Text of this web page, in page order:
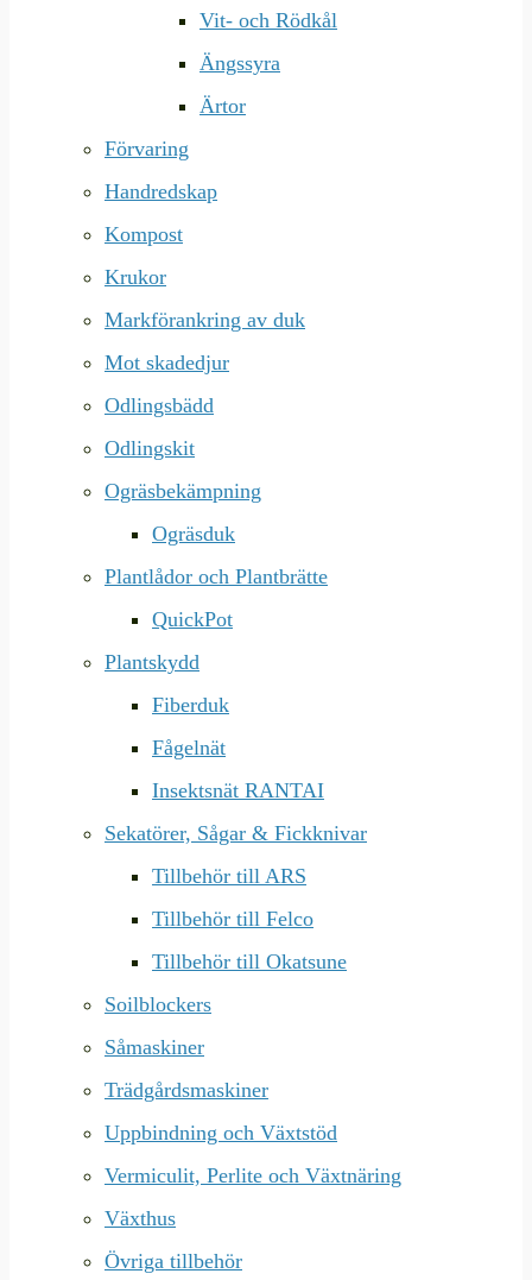
Vit- och Rödkål
Ängssyra
Ärtor
Förvaring
Handredskap
Kompost
Krukor
Markförankring av duk
Mot skadedjur
Odlingsbädd
Odlingskit
Ogräsbekämpning
Ogräsduk
Plantlådor och Plantbrätte
QuickPot
Plantskydd
Fiberduk
Fågelnät
Insektsnät RANTAI
Sekatörer, Sågar & Fickknivar
Tillbehör till ARS
Tillbehör till Felco
Tillbehör till Okatsune
Soilblockers
Såmaskiner
Trädgårdsmaskiner
Uppbindning och Växtstöd
Vermiculit, Perlite och Växtnäring
Växthus
Övriga tillbehör